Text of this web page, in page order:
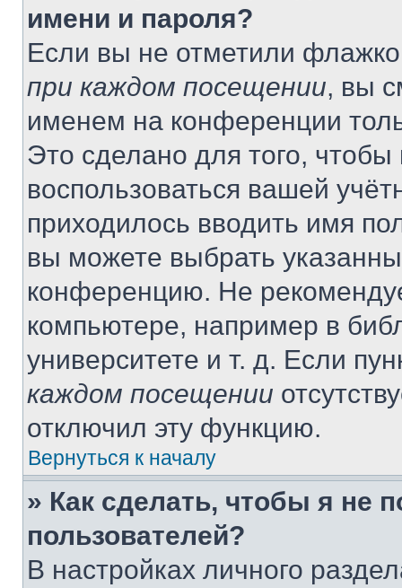
имени и пароля?
Если вы не отметили
при каждом посещении, вы
именем на конференции
Это сделано для того, чтобы
воспользоваться вашей
приходилось вводить имя
вы можете выбрать
конференцию. Не
компьютере, например в
университете и т. д. Если
каждом посещении
отключил эту функцию.
Вернуться к началу
» Как сделать, чтобы я не
пользователей?
В настройках личного